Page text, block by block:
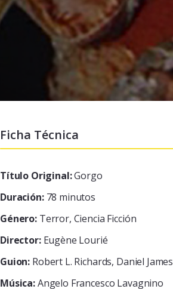
Ficha Técnica
Título Original:Gorgo
Duración:78 minutos
Género:Terror, Ciencia Ficción
Director:Eugène Lourié
Guion: Robert L. Richards, Daniel James
Música:Angelo Francesco Lavagnino